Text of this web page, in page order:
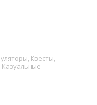
, Квесты,
Казуальные